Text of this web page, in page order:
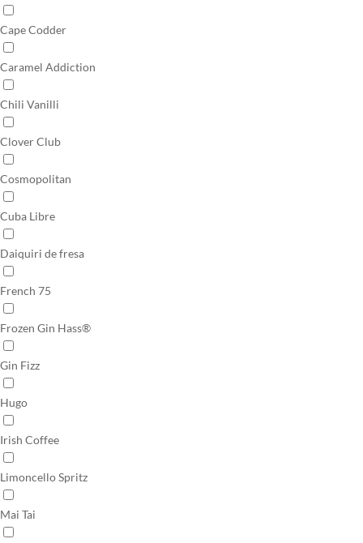
Cape Codder
Caramel Addiction
Chili Vanilli
Clover Club
Cosmopolitan
Cuba Libre
Daiquiri de fresa
French 75
Frozen Gin Hass®
Gin Fizz
Hugo
Irish Coffee
Limoncello Spritz
Mai Tai